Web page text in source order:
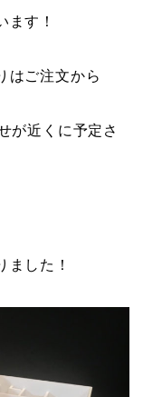
ます！
はご注文から
が近くに予定さ
ました！